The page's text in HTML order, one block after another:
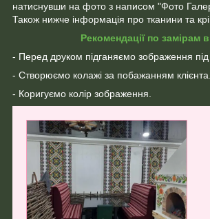
натиснувши на фото з написом "Фото
Також нижче інформація про тканини та
Рекомендації по замірам
- Перед друком підганяємо зображення під
- Створюємо колажі за побажанням клієнта.
- Коригуємо колір зображення.